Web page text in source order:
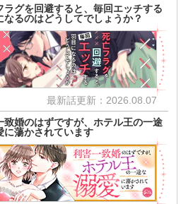
ラグを回避すると、毎回エッチする
なるのはどうしてでしょうか？
最新話更新：2026.08.07
致婚のはずですが、ホテル王の一途
に蕩かされています